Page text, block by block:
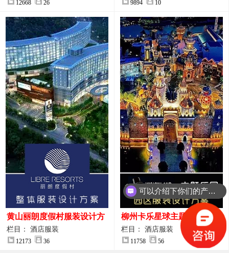
12668 26 9894 10
黄山丽朗度假村服装设计方
案
栏目： 酒店服装
12173 36
柳州卡乐星球主题乐园园区
服装设计方案
栏目： 酒店服装
11758 56
可以介绍下你们的产品么？